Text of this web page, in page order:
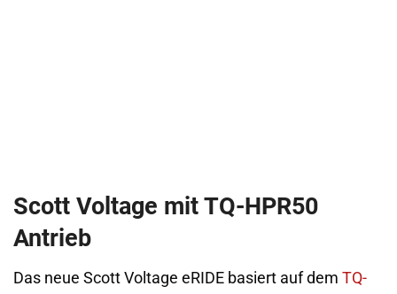
Scott Voltage mit TQ-HPR50
Antrieb
Das neue Scott Voltage eRIDE basiert auf dem TQ-